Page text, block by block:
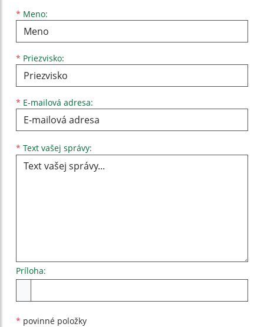
* Meno:
Meno
* Priezvisko:
Priezvisko
* E-mailová adresa:
E-mailová adresa
* Text vašej správy:
Príloha:
* povinné položky